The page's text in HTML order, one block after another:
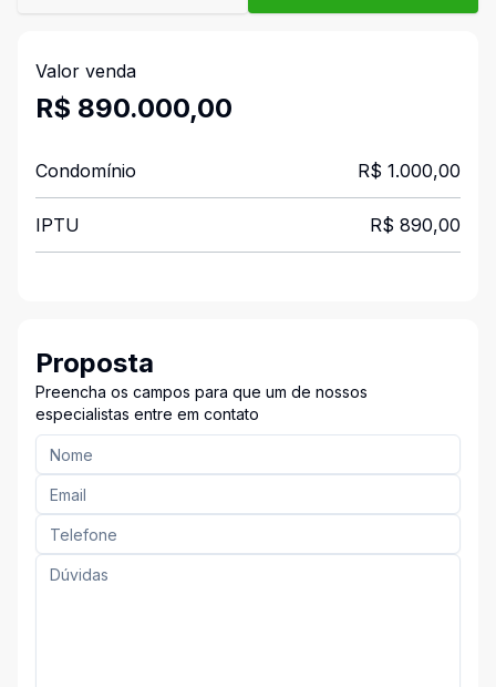
Valor venda
R$ 890.000,00
Condomínio R$ 1.000,00
IPTU R$ 890,00
Proposta
Preencha os campos para que um de nossos
especialistas entre em contato